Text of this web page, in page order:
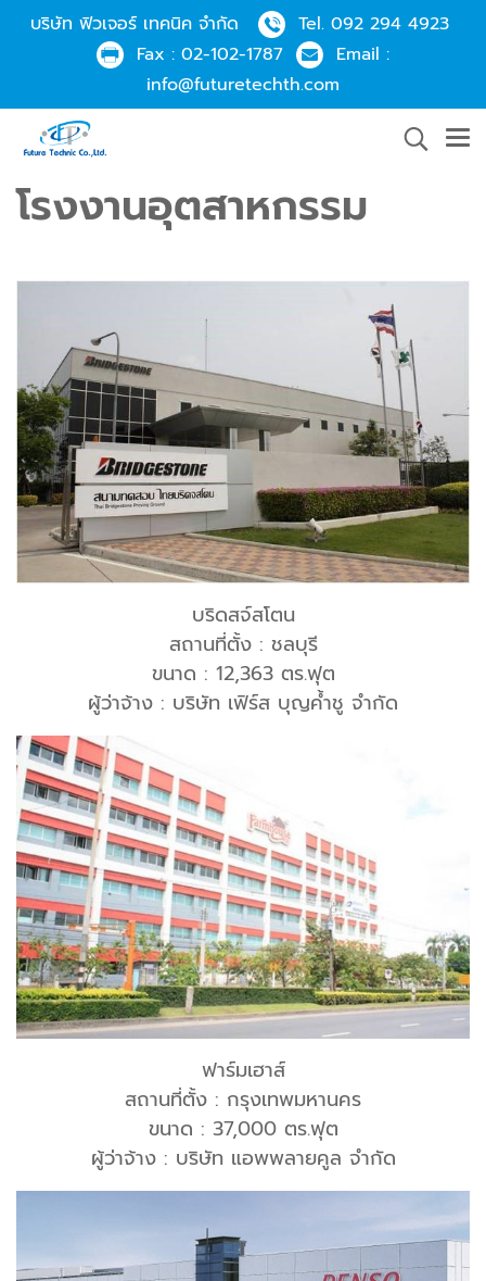
บริษัท ฟิวเจอร์ เทคนิค จำกัด Tel. 092 294 4923
Fax : 02-102-1787
Email :
info@futuretechth.com
โรงงานอุตสาหกรรม
บริดสจ์สโตน
สถานที่ตั้ง : ชลบุรี
ขนาด : 12,363 ตร.ฟุต
ผู้ว่าจ้าง : บริษัท เฟิร์ส บุญค้ำชู จำกัด
ฟาร์มเฮาส์
สถานที่ตั้ง : กรุงเทพมหานคร
ขนาด : 37,000 ตร.ฟุต
ผู้ว่าจ้าง : บริษัท แอพพลายคูล จำกัด